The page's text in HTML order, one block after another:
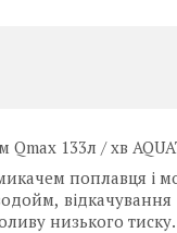
133л / хв
поплавця і
низького тиску.